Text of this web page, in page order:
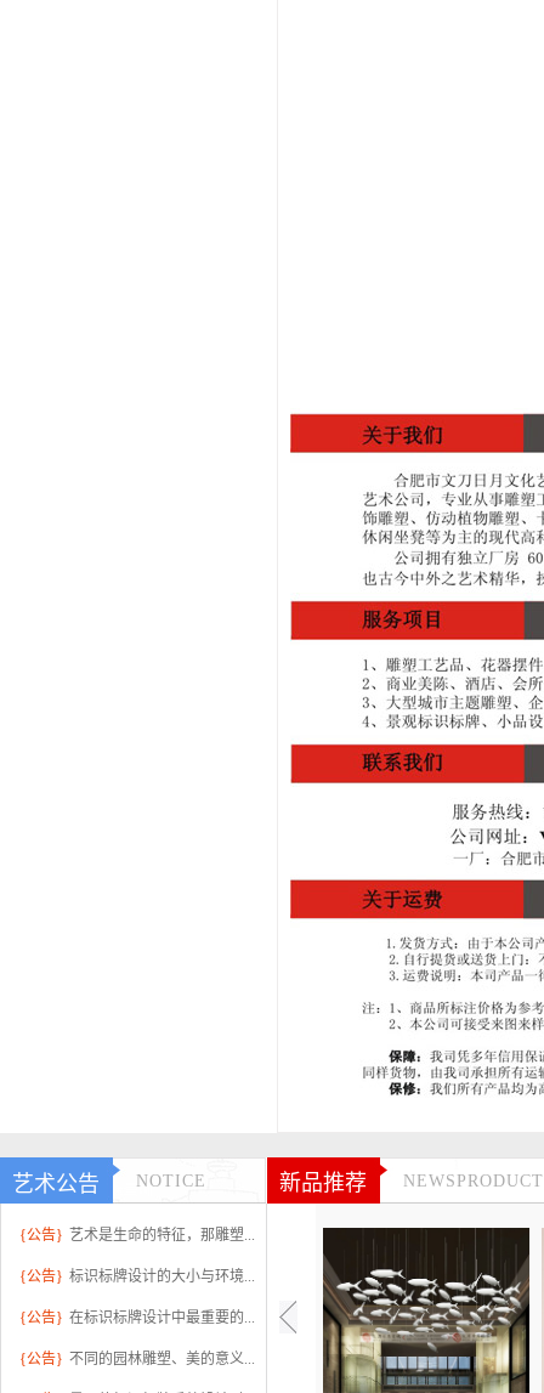
艺术公告 NOTICE
{公告} 艺术是生命的特征，那雕塑...
{公告} 标识标牌设计的大小与环境...
{公告} 在标识标牌设计中最重要的...
{公告} 不同的园林雕塑、美的意义...
新品推荐 NEWSPRODUCT